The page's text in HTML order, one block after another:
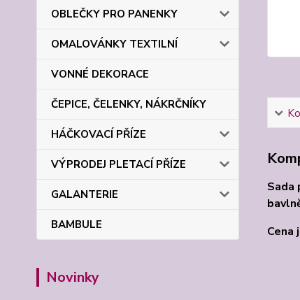
OBLEČKY PRO PANENKY
OMALOVÁNKY TEXTILNÍ
VONNÉ DEKORACE
ČEPICE, ČELENKY, NÁKRČNÍKY
HÁČKOVACÍ PŘÍZE
VÝPRODEJ PLETACÍ PŘÍZE
GALANTERIE
BAMBULE
Novinky
Sada
Cena